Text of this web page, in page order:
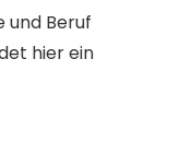
und Beruf
hier ein